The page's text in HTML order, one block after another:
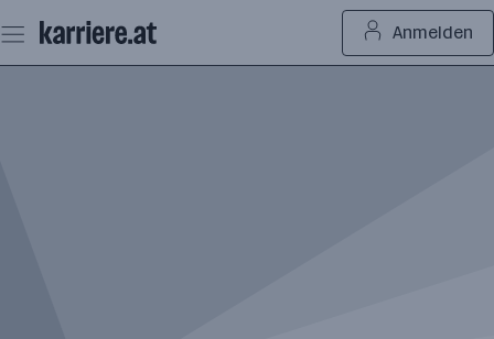
Seiteninhalt
springen
Anmelden